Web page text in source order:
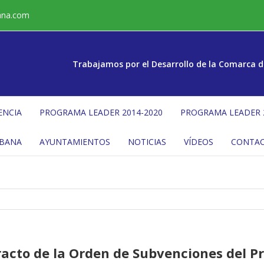
Trabajamos por el Desarrollo de la Comarca
PROGRAMA LEADER 2014-2020 PROGRAMA
AYUNTAMIENTOS NOTICIAS VÍDEOS
de la Orden de Subvenciones del